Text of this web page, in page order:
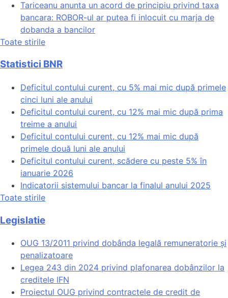
Tariceanu anunta un acord de principiu privind taxa
bancara: ROBOR-ul ar putea fi inlocuit cu marja de
dobanda a bancilor
Toate stirile
Statistici BNR
Deficitul contului curent, cu 5% mai mic după primele
cinci luni ale anului
Deficitul contului curent, cu 12% mai mic după prima
treime a anului
Deficitul contului curent, cu 12% mai mic după
primele două luni ale anului
Deficitul contului curent, scădere cu peste 5% în
ianuarie 2026
Indicatorii sistemului bancar la finalul anului 2025
Toate stirile
Legislatie
OUG 13/2011 privind dobânda legală remuneratorie și
penalizatoare
Legea 243 din 2024 privind plafonarea dobânzilor la
creditele IFN
Proiectul OUG privind contractele de credit de